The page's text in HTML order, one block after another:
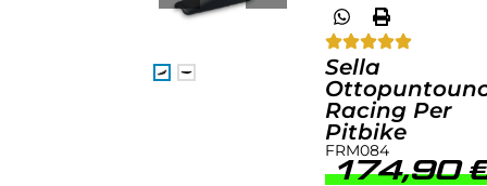
Sella
Racing Per
Pitbike
FRM084
174,90